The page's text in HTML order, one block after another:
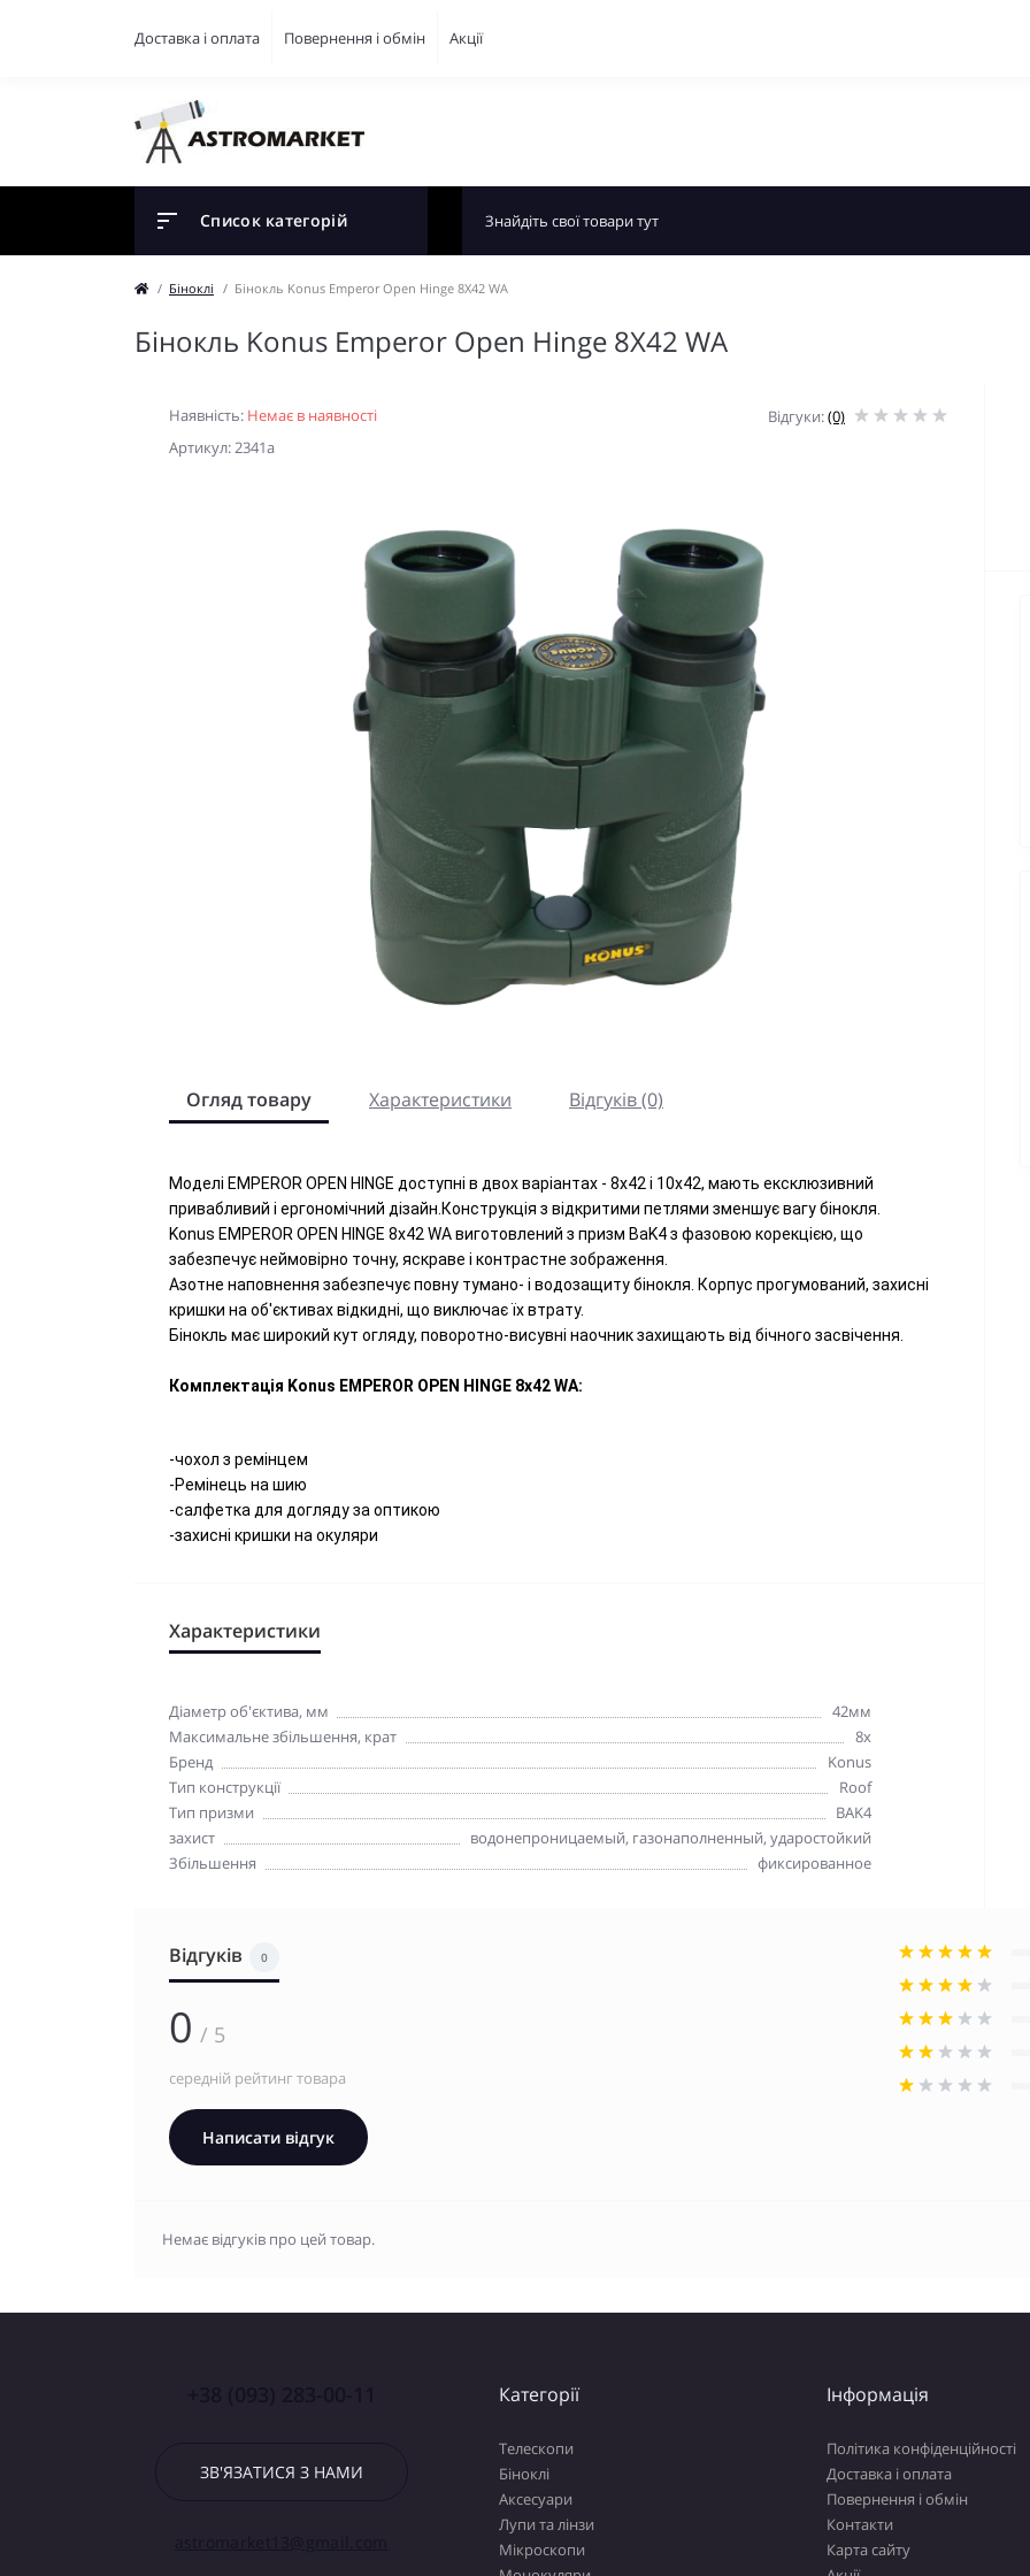
Доставка і оплата Повернення і обмін Акції
Список категорій
Біноклі Бінокль Konus Emperor Open Hinge 8X42 WA
Бінокль Konus Emperor Open Hinge 8X42 WA
Наявність: Немає в наявності
Артикул: 2341a
Відгуки:(0)
Огляд товару Характеристики Відгуків (0)
Моделі EMPEROR OPEN HINGE доступні в двох варіантах - 8х42 і 10х42, мають ексклюзивний
привабливий і ергономічний дізайн.Конструкція з відкритими петлями зменшує вагу бінокля.
Konus EMPEROR OPEN HINGE 8x42 WA виготовлений з призм BaK4 з фазовою корекцією, що
забезпечує неймовірно точну, яскраве і контрастне зображення.
Азотне наповнення забезпечує повну тумано- і водозащиту бінокля. Корпус прогумований, захисні
кришки на об'єктивах відкидні, що виключає їх втрату.
Бінокль має широкий кут огляду, поворотно-висувні наочник захищають від бічного засвічення.
Комплектація Konus EMPEROR OPEN HINGE 8x42 WA:
-чохол з ремінцем
-Ремінець на шию
-салфетка для догляду за оптикою
-захисні кришки на окуляри
Характеристики
Діаметр об'єктива, мм
42мм
Максимальне збільшення, крат
8x
Бренд
Konus
Тип конструкції
Roof
Тип призми
BAK4
захист
водонепроницаемый, газонаполненный, ударостойкий
Збільшення
фиксированное
Відгуків 0
0 / 5
середній рейтинг товара
Написати відгук
Немає відгуків про цей товар.
ЗВ'ЯЗАТИСЯ З НАМИ
Категорії
Телескопи
Біноклі
Аксесуари
Лупи та лінзи
Мікроскопи
Інформація
Політика конфіденційності
Доставка і оплата
Повернення і обмін
Контакти
Карта сайту